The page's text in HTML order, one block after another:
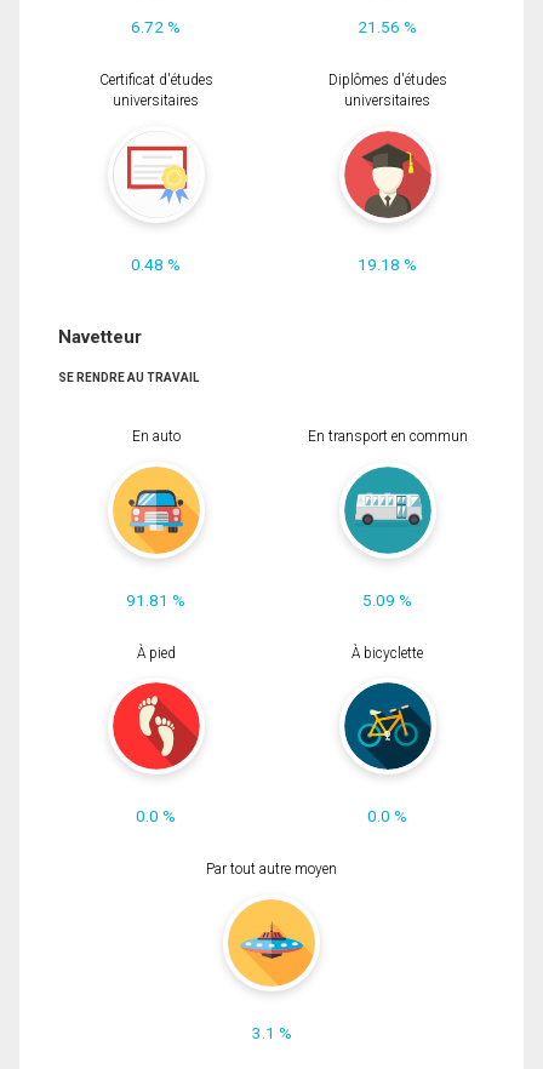
6.72 % 21.56 %
Certificat d'études
universitaires
0.48 %
Diplômes d'études
universitaires
19.18 %
Navetteur
SE RENDRE AU TRAVAIL
En auto
91.81 %
En transport en commun
5.09 %
À pied
0.0 %
À bicyclette
0.0 %
Par tout autre moyen
3.1 %